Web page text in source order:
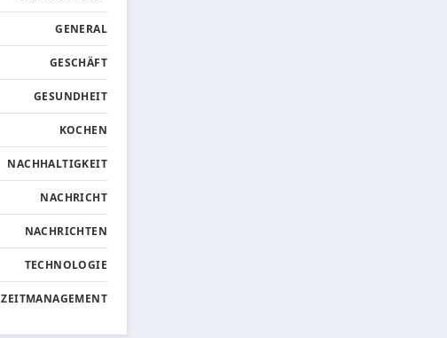
GENERAL
GESCHÄFT
GESUNDHEIT
KOCHEN
NACHHALTIGKEIT
NACHRICHT
NACHRICHTEN
TECHNOLOGIE
ZEITMANAGEMENT